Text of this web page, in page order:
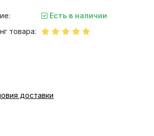
Есть в наличии
товара:
доставки